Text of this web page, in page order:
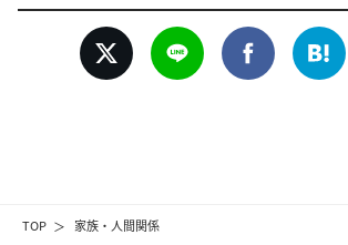
TOP 家族・人間関係